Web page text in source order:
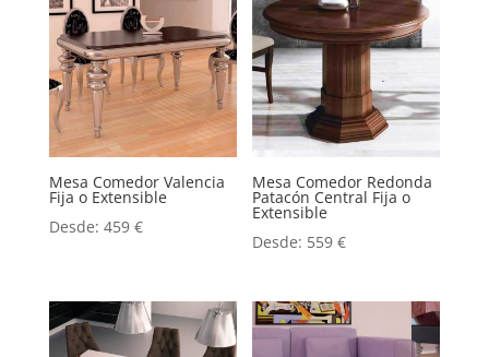
Mesa Comedor Valencia
Fija o Extensible
Desde: 459 €
Mesa Comedor Redonda
Patacón Central Fija o
Extensible
Desde: 559€